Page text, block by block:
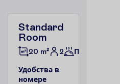
Standard
Room
20 m² 2 Полупансион
Удобства в
номере